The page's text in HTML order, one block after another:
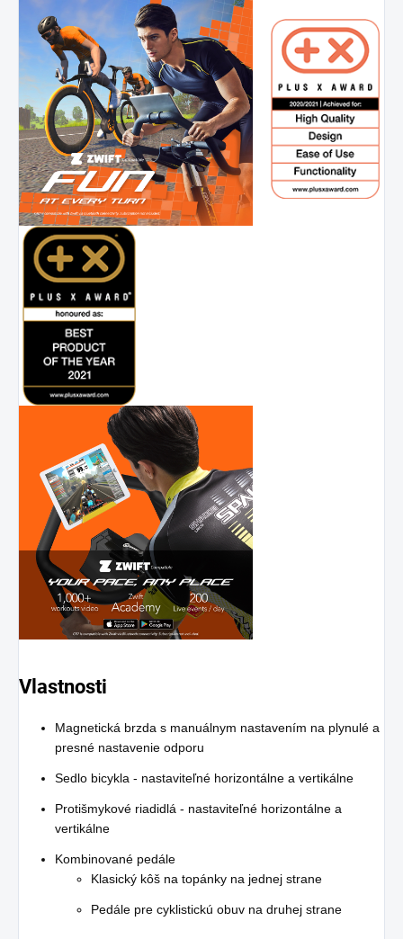
Vlastnosti
Magnetická brzda s manuálnym nastavením na plynulé a
presné nastavenie odporu
Sedlo bicykla - nastaviteľné horizontálne a vertikálne
Protišmykové riadidlá - nastaviteľné horizontálne a
vertikálne
Kombinované pedále
Klasický kôš na topánky na jednej strane
Pedále pre cyklistickú obuv na druhej strane